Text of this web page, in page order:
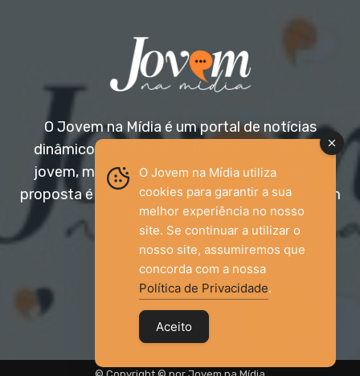
O Jovem na Mídia é um portal de notícias
dinâmico e acessível, voltado para o público
jovem, mas aberto a todas as idades. Nossa
proposta é trazer informação relevante com um
olhar diferenciado.
Entre em contato:
jovemnamidia2017@gmail.com
O Jovem na Mídia utiliza
cookies para garantir a sua
melhor experiência no nosso
site. Se continuar a utilizar o
nosso site, assumiremos que
concorda com a nossa
Política de Privacidade.
Aceito